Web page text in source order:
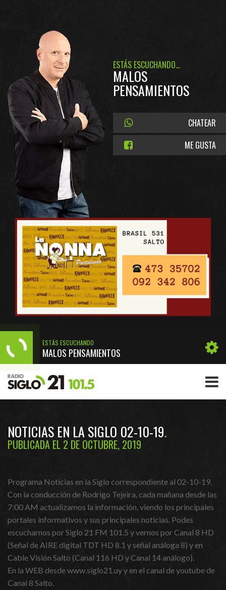
ESTÁS ESCUCHANDO...
MALOS
PENSAMIENTOS
CHATEAR
ME GUSTA
ESTÁS ESCUCHANDO
MALOS PENSAMIENTOS
NOTICIAS EN LA SIGLO 02-10-19
PUBLICADA EL 2 DE OCTUBRE, 2019
Programa Noticias en la Siglo correspondiente al 02-10-19.
Con la conducción de Rodrigo Tejeira, cada mañana desde las
7:00 AM actualizamos la información, viendo los principales
portales informativos y sus principales noticias. Podes
escucharnos por Siglo 21 FM 101.5 y vernos por Canal 8 HD
(Señal de AIRE digital TDT HD 8.1 y señal análoga 8) y en
Cable Visión Salto (Canal 116 HD y Canal 14 análogo).
En la WEB desde www.siglo21.uy y en el canal de youtube de
Canal 8 Salto.